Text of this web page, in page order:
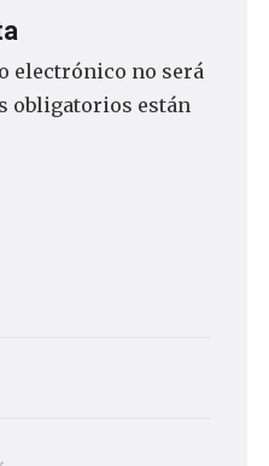
electrónico no será
obligatorios están